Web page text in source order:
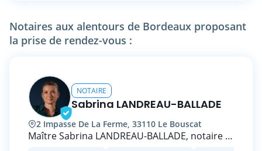
Notaires aux alentours de Bordeaux proposant
la prise de rendez-vous :
NOTAIRE
Sabrina LANDREAU-BALLADE
2 Impasse De La Ferme, 33110 Le Bouscat
Maître Sabrina LANDREAU-BALLADE, notaire à